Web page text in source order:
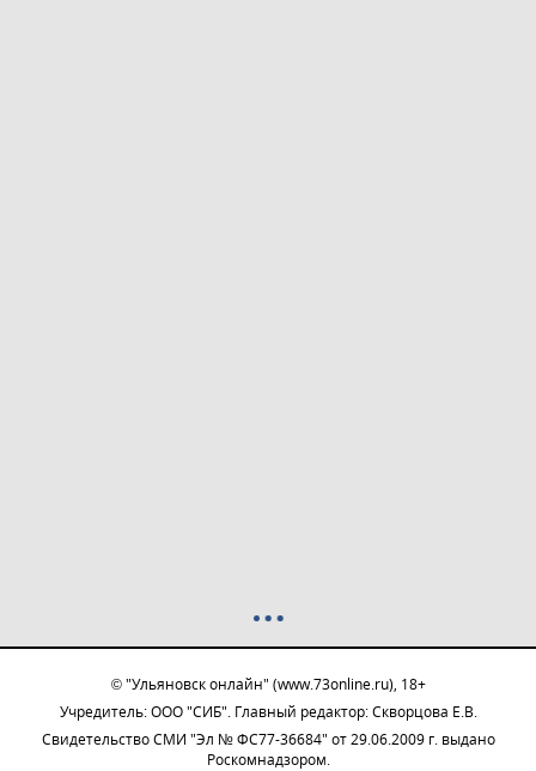
© "Ульяновск онлайн" (www.73online.ru), 18+
Учредитель: ООО "СИБ". Главный редактор: Скворцова Е.В.
Свидетельство СМИ "Эл № ФС77-36684" от 29.06.2009 г. выдано
Роскомнадзором.